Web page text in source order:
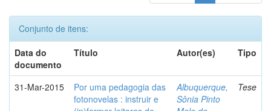
Conjunto de itens:
Data do
documento
Título Autor(es) Tipo
31-Mar-2015
Por uma pedagogia das
fotonovelas : instruir e
Albuquerque,
Sônia Pinto
Tese